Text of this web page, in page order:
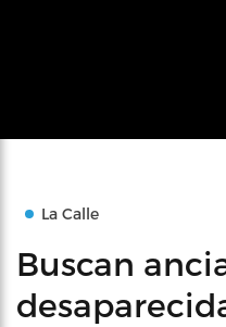
La Calle
Buscan